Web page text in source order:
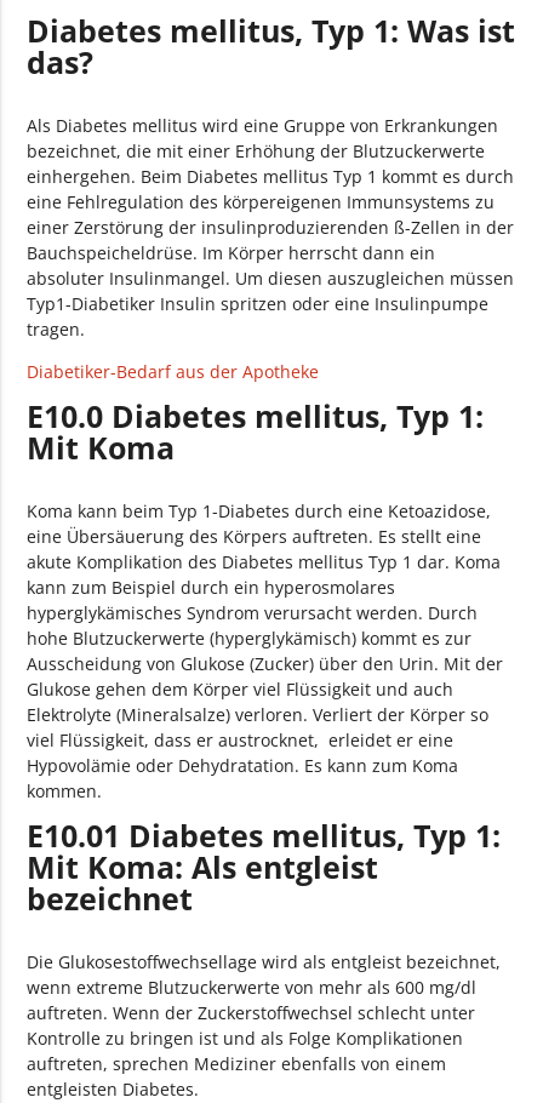
entgleist bezeichnet
E10.61 Diabetes mellitus, Typ 1: Mit sonstigen
näher bezeichneten Komplikationen: Als entgleist
bezeichnet
E10.7 Diabetes mellitus, Typ 1: Mit multiplen
Komplikationen
Komplikationen: Mit sonstigen multiplen
E10.73 Diabetes mellitus, Typ 1: Mit multiplen
E10.74 Diabetes mellitus, Typ 1: Mit multiplen
Komplikationen: Mit diabetischem Fußsyndrom,
nicht als entgleist bezeichnet
E10.8 Diabetes mellitus, Typ 1: Mit nicht näher
bezeichneten Komplikationen
E10.80 Diabetes mellitus, Typ 1: Mit nicht näher
bezeichneten Komplikationen: Nicht als entgleist
bezeichnet
E10.81 Diabetes mellitus, Typ 1: Mit nicht näher
bezeichneten Komplikationen: Als entgleist
bezeichnet
Komplikationen
E10.90 Diabetes mellitus, Typ 1: Ohne
Komplikationen: Nicht als entgleist bezeichnet
E10.91 Diabetes mellitus, Typ 1: Ohne
Diabetes mellitus, Typ 1: Was ist
das?
Als Diabetes mellitus wird eine Gruppe von Erkrankungen
bezeichnet, die mit einer Erhöhung der Blutzuckerwerte
einhergehen. Beim Diabetes mellitus Typ 1 kommt es durch
eine Fehlregulation des körpereigenen Immunsystems zu
einer Zerstörung der insulinproduzierenden ß-Zellen in der
Bauchspeicheldrüse. Im Körper herrscht dann ein
absoluter Insulinmangel. Um diesen auszugleichen müssen
Typ1-Diabetiker Insulin spritzen oder eine Insulinpumpe
tragen.
Diabetiker-Bedarf aus der Apotheke
E10.0 Diabetes mellitus, Typ 1:
Mit Koma
Koma kann beim Typ 1-Diabetes durch eine Ketoazidose,
eine Übersäuerung des Körpers auftreten. Es stellt eine
akute Komplikation des Diabetes mellitus Typ 1 dar. Koma
kann zum Beispiel durch ein hyperosmolares
hyperglykämisches Syndrom verursacht werden. Durch
hohe Blutzuckerwerte (hyperglykämisch) kommt es zur
Ausscheidung von Glukose (Zucker) über den Urin. Mit der
Glukose gehen dem Körper viel Flüssigkeit und auch
Elektrolyte (Mineralsalze) verloren. Verliert der Körper so
viel Flüssigkeit, dass er austrocknet, erleidet er eine
Hypovolämie oder Dehydratation. Es kann zum Koma
kommen.
E10.01 Diabetes mellitus, Typ 1:
Mit Koma: Als entgleist
bezeichnet
Die Glukosestoffwechsellage wird als entgleist bezeichnet,
wenn extreme Blutzuckerwerte von mehr als 600 mg/dl
auftreten. Wenn der Zuckerstoffwechsel schlecht unter
Kontrolle zu bringen ist und als Folge Komplikationen
auftreten, sprechen Mediziner ebenfalls von einem
entgleisten Diabetes.